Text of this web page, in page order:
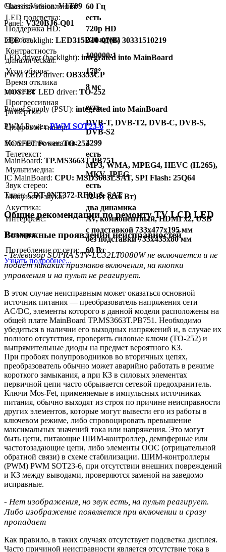
Частота обновления:
60 Гц
LED подсветка:
есть
Поддержка HD:
720p HD
Яркость:
220 кд/м2
Контрастность
динамическая:
100000:1
Угол обзора:
178°
Время отклика
пикселя:
8 мс
Прогрессивная
развёртка:
есть
Цифровой тюнер:
DVB-T, DVB-T2, DVB-C, DVB-S,
DVB-S2
Количество каналов:
4299
Телетекст:
есть
Мультимедиа:
MP3, WMA, MPEG4, HEVC (H.265),
MKV, JPEG
Звук стерео:
есть
Мощность звука:
12 Вт (2х6 Вт)
Акустика:
два динамика
Интерфейс:
AV, компонентный, HDMI x2, USB
Размеры:
с подставкой 733x477x195 мм
без подставки 733x435x80 мм
Потребление от сети:
60 Вт
Узнать подробнее...
Chassis/Version:V1T09
Panel:V320BJ6-Q01
LED backlight: LED315D10-07(B) 30331510219
LED driver (backlight): integrated into MainBoard
PWM LED driver: OB3353CP
MOSFET LED driver: TO-252
Power Supply (PSU): integrated into MainBoard
PWM Power:PWM SOT23-6
MOSFET Power:TO-252
MainBoard: TP.MS3663T.PB751
IC MainBoard: CPU: MSD3663LSAT, SPI Flash: 25Q64
Тuner:CDT-9NT372-RF01 & SAT
Общие рекомендации по ремонту TV LCD LED
Возможные проявления неисправностей
- Телевизор SUPRA STV-LC32LT0080W не включается и не
подаёт никаких признаков включения, на кнопки
управления и на пульт не реагирует.
В этом случае неисправным может оказаться основной
источник питания — преобразователь напряжения сети
AC/DC, элементы которого в данной модели расположены на
общей плате MainBoard TP.MS3663T.PB751. Необходимо
убедиться в наличии его выходных напряжений и, в случае их
полного отсутствия, проверить силовые ключи (TO-252) и
выпрямительные диоды на предмет вероятного КЗ.
При пробоях полупроводников во вторичных цепях,
преобразователь обычно может аварийно работать в режиме
короткого замыкания, а при КЗ в силовых элементах
первичной цепи часто обрывается сетевой предохранитель.
Ключи Mos-Fet, применяемые в импульсных источниках
питания, обычно выходят из строя по причине неисправности
других элементов, которые могут вывести его из работы в
ключевом режиме, либо спровоцировать превышение
максимальных значений тока или напряжения. Это могут
быть цепи, питающие ШИМ-контроллер, демпферные или
частотозадающие цепи, либо элементы ООС (отрицательной
обратной связи) в схеме стабилизации. ШИМ-контроллеры
(PWM) PWM SOT23-6, при отсутствии внешних повреждений
и КЗ между выводами, проверяются заменой на заведомо
исправные.
- Нет изображения, но звук есть, на пульт реагирует.
Либо изображение появляется при включении и сразу
пропадает
Как правило, в таких случаях отсутствует подсветка дисплея.
Часто причиной неисправности является отсутствие тока в